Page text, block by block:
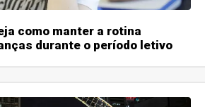
como manter a rotina
durante o período letivo